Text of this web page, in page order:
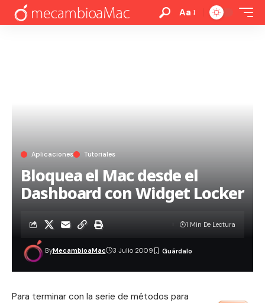
Aa
Aplicaciones Tutoriales
Bloquea el Mac desde el
Dashboard con Widget Locker
ByMecambioaMac 3 Julio 2009
1 Min De Lectura
Para terminar con la serie de métodos para